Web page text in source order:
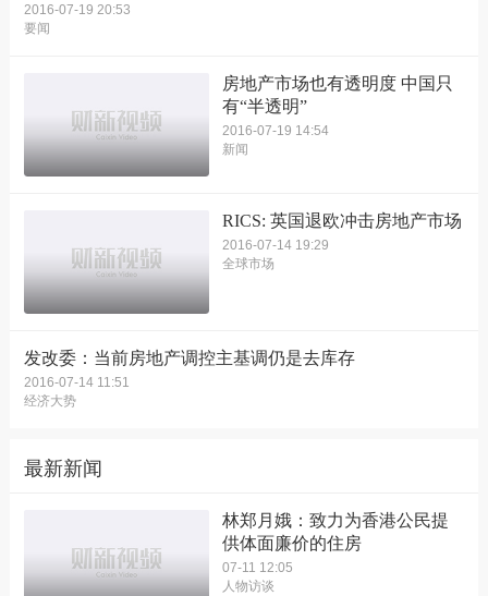
2016-07-19 20:53
要闻
房地产市场也有透明度 中国只
有“半透明”
2016-07-19 14:54
新闻
RICS: 英国退欧冲击房地产市场
2016-07-14 19:29
全球市场
发改委：当前房地产调控主基调仍是去库存
2016-07-14 11:51
经济大势
最新新闻
林郑月娥：致力为香港公民提
供体面廉价的住房
07-11 12:05
人物访谈